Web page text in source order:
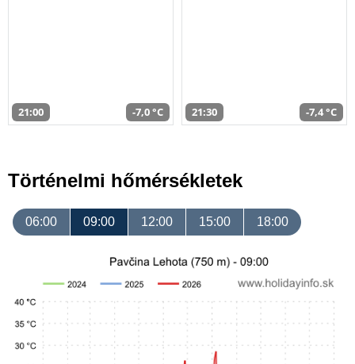
21:00 -7,0 °C 21:30 -7,4 °C
Történelmi hőmérsékletek
06:00 09:00 12:00 15:00 18:00